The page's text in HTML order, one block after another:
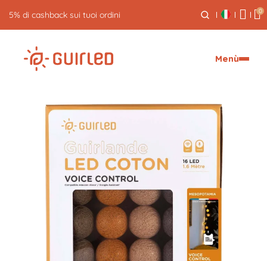
Reso gratuito entro 30 giorni 0
Menù